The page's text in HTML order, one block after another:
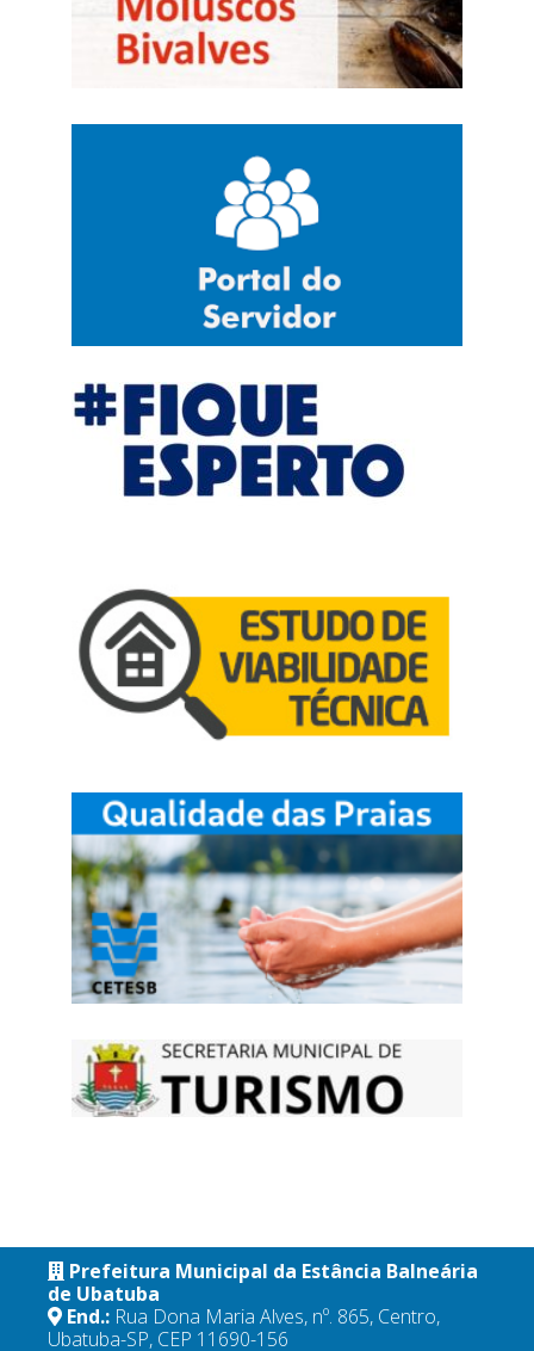
Prefeitura Municipal da Estância Balneária
de Ubatuba
End.: Rua Dona Maria Alves, nº. 865, Centro,
Ubatuba-SP, CEP 11690-156